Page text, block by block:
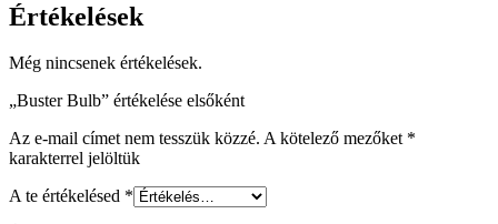
Értékelések
Még nincsenek értékelések.
„Buster Bulb” értékelése elsőként
Az e-mail címet nem tesszük közzé. A kötelező mezőket *
karakterrel jelöltük
A te értékelésed *